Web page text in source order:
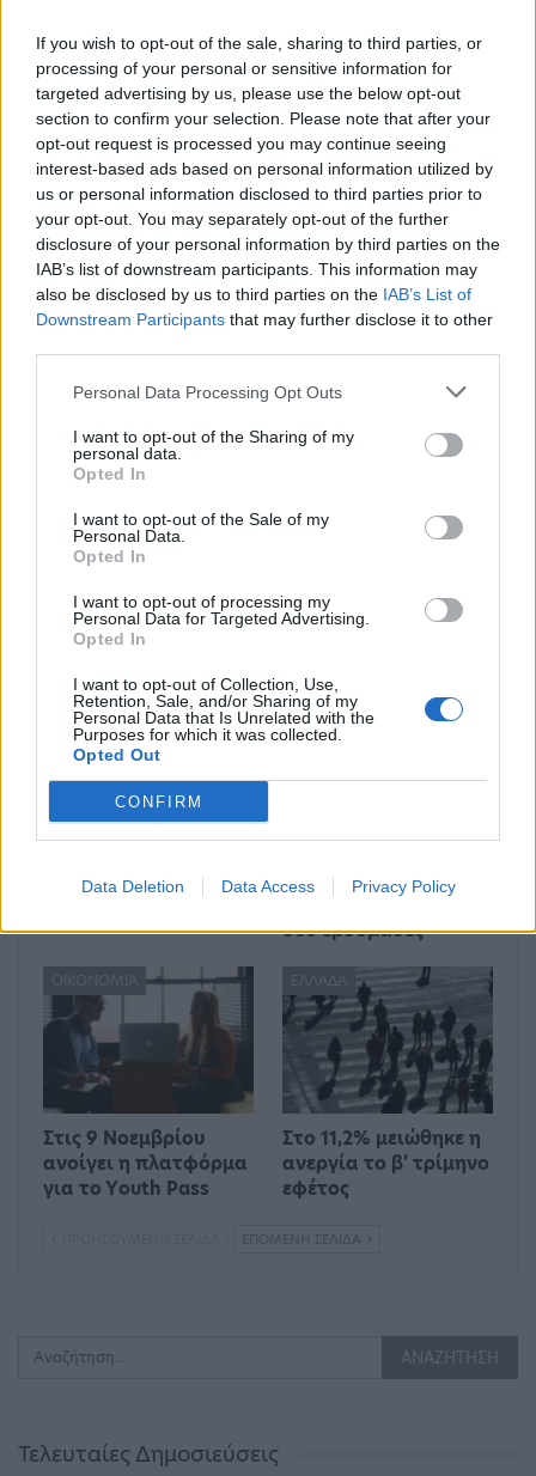
If you wish to opt-out of the sale, sharing to third parties, or
processing of your personal or sensitive information for
targeted advertising by us, please use the below opt-out
section to confirm your selection. Please note that after your
opt-out request is processed you may continue seeing
interest-based ads based on personal information utilized by
us or personal information disclosed to third parties prior to
your opt-out. You may separately opt-out of the further
disclosure of your personal information by third parties on the
IAB’s list of downstream participants. This information may
also be disclosed by us to third parties on the IAB’s List of
Downstream Participants that may further disclose it to other
Personal Data Processing Opt Outs
I want to opt-out of the Sharing of my
personal data.
Opted In
I want to opt-out of the Sale of my
Personal Data.
Opted In
I want to opt-out of processing my
Personal Data for Targeted Advertising.
Opted In
I want to opt-out of Collection, Use,
Retention, Sale, and/or Sharing of my
Personal Data that Is Unrelated with the
Purposes for which it was collected.
Opted Out
CONFIRM
Data Deletion Data Access Privacy Policy
Κύπρου και Ελλάδας, μετά από πρόσκληση του
δήμου Πρέβεζας και σε συνεργασία με την
εταιρεία τουριστικού μάρκετινγκ CK Strategies.
Πηγή: ΑΠΕ – ΜΠΕ
Ελλάδα Κύπρος Λάρνακα Πρέβεζα πτήση
Αλτσχάιμερ: Το νέο
φάρμακο μόνο σε
Αργία Αγίου Πνεύματος:
Μπορεί επίσης να σε ενδιαφέρει
Άνοιξε η πλατφόρμα
Πότε θα γίνουν οι
βιβλίων
δύο εβδομάδες
ΟΙΚΟΝΟΜΊΑ
Στις 9 Νοεμβρίου
ανοίγει η πλατφόρμα
για το Υouth Pass
ΕΛΛΆΔΑ
Στο 11,2% μειώθηκε η
ανεργία το β’ τρίμηνο
εφέτος
ΕΠΌΜΕΝΗ ΣΕΛΊΔΑ
Τελευταίες Δημοσιεύσεις